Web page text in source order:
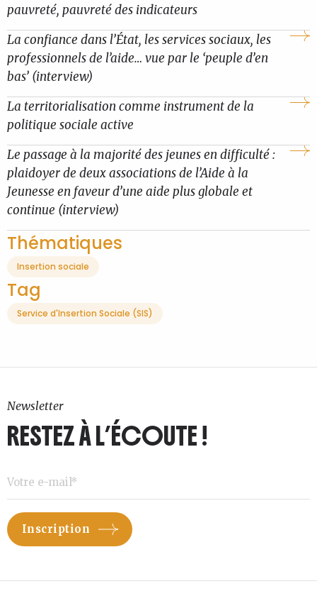
pauvreté, pauvreté des indicateurs
La confiance dans l’État, les services sociaux, les
professionnels de l’aide… vue par le ‘peuple d’en
bas’ (interview)
La territorialisation comme instrument de la
politique sociale active
Le passage à la majorité des jeunes en difficulté :
plaidoyer de deux associations de l’Aide à la
Jeunesse en faveur d’une aide plus globale et
continue (interview)
Thématiques
Insertion sociale
Tag
Service d'Insertion Sociale (SIS)
Newsletter
RESTEZ À L’ÉCOUTE !